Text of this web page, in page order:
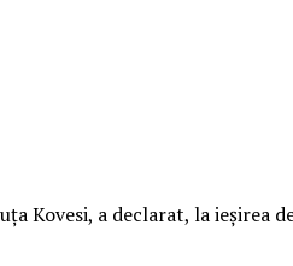
Kovesi, a declarat, la